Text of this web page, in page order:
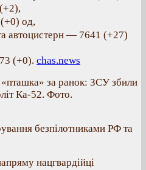
од,
автоцистерн — 7641 (+27)
(+0). chas.news
за ранок: ЗСУ збили
Ка-52. Фото.
безпілотниками РФ та
нацгвардійці